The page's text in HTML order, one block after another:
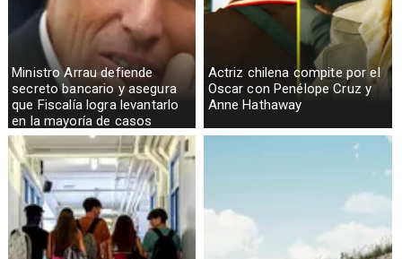
Ministro Arrau defiende
secreto bancario y asegura
que Fiscalía logra levantarlo
en la mayoría de casos
Actriz chilena compite por el
Oscar con Penélope Cruz y
Anne Hathaway